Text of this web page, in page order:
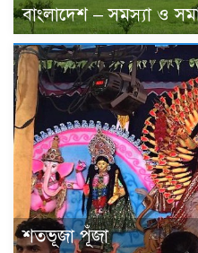
বাংলাদেশ – সমস্যা ও
শতভূজা পূঁজা